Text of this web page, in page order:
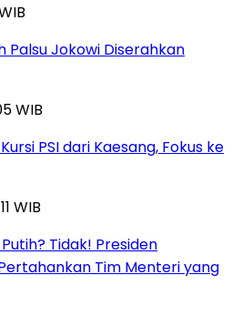
Palsu Jokowi Diserahkan
WIB
PSI dari Kaesang, Fokus ke
WIB
Tidak! Presiden
Tim Menteri yang